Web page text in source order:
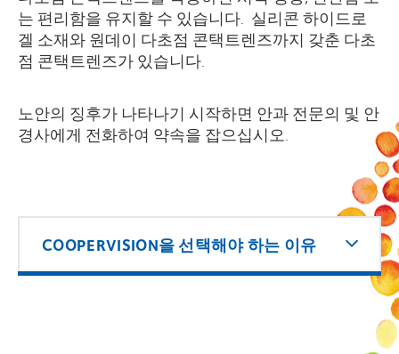
는 편리함을 유지할 수 있습니다. 실리콘 하이드로
겔 소재와 원데이 다초점 콘택트렌즈까지 갖춘 다초
점 콘택트렌즈가 있습니다.
노안의 징후가 나타나기 시작하면 안과 전문의 및 안
경사에게 전화하여 약속을 잡으십시오.
COOPERVISION을 선택해야 하는 이유